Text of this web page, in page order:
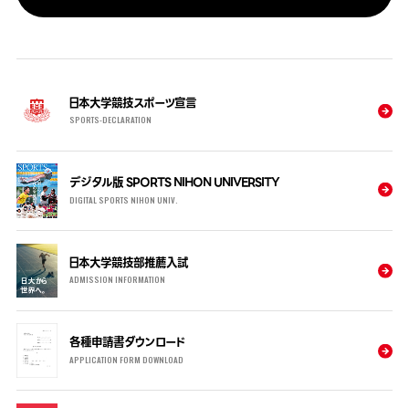
日本大学競技スポーツ宣言
SPORTS-DECLARATION
デジタル版 SPORTS NIHON UNIVERSITY
DIGITAL SPORTS NIHON UNIV.
日本大学競技部推薦入試
ADMISSION INFORMATION
各種申請書ダウンロード
APPLICATION FORM DOWNLOAD